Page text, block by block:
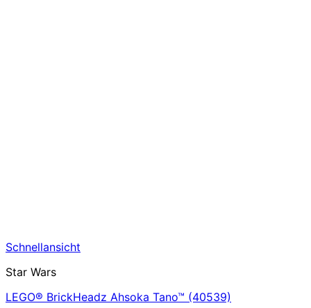
Schnellansicht
Star Wars
LEGO® BrickHeadz Ahsoka Tano™ (40539)